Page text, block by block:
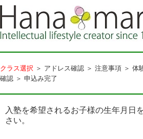
クラス選択 ＞ アドレス確認 ＞ 注意事項 ＞ 体
確認 ＞ 申込み完了
入塾を希望されるお子様の生年月日
さい。